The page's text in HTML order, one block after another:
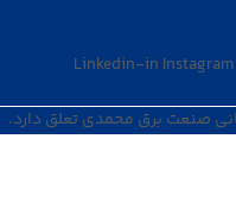
Linkedin-in Instagram
صنعت برق محمدی تعلق دارد.